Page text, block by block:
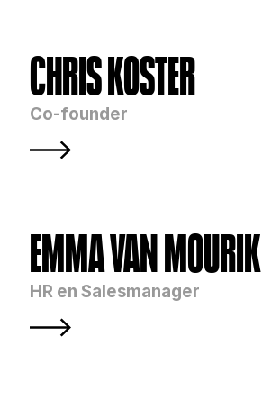
CHRIS KOSTER
Co-founder
EMMA VAN MOURIK
HR en Salesmanager